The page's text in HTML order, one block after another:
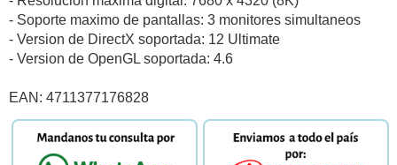
- Soporte maximo de pantallas: 3 monitores simultaneos
- Version de DirectX soportada: 12 Ultimate
- Version de OpenGL soportada: 4.6
EAN: 4711377176828